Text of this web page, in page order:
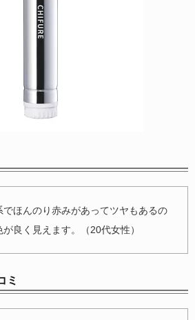
でほんのり赤みがあってツヤもあるの
が良く見えます。（20代女性）
ミ